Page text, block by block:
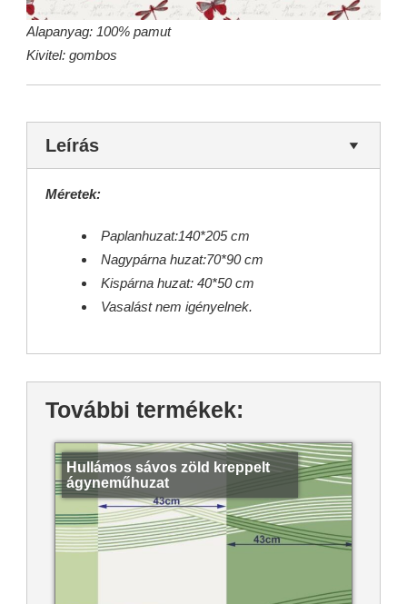
Alapanyag: 100% pamut
Kivitel: gombos
Leírás
Méretek:
Paplanhuzat:140*205 cm
Nagypárna huzat:70*90 cm
Kispárna huzat: 40*50 cm
Vasalást nem igényelnek.
További termékek:
Hullámos sávos zöld kreppelt
ágyneműhuzat